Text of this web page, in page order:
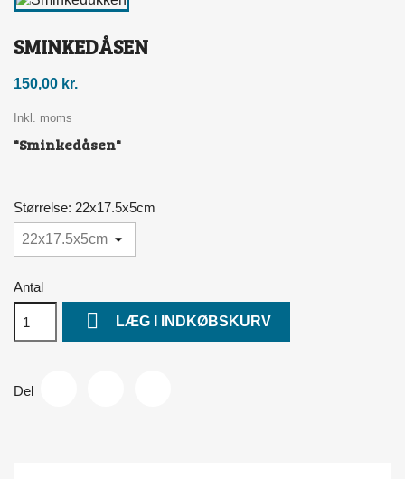
SMINKEDÅSEN
150,00 kr.
Inkl. moms
"Sminkedåsen"
Størrelse: 22x17.5x5cm
Antal
 LÆG I INDKØBSKURV
Del